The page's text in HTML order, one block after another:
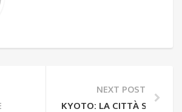
NEXT POST
KYOTO: LA CITTÀ